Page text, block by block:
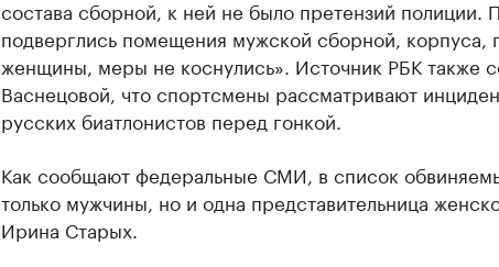
состава сборной, к ней не было претензий полиции.
подверглись помещения мужской сборной, корпуса,
женщины, меры не коснулись». Источник РБК также
Васнецовой, что спортсмены рассматривают
русских биатлонистов перед гонкой.
Как сообщают федеральные СМИ, в список
только мужчины, но и одна представительница
Ирина Старых.